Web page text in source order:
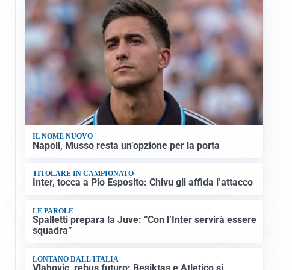
IL NOME NUOVO
Napoli, Musso resta un’opzione per la porta
TITOLARE IN CAMPIONATO
Inter, tocca a Pio Esposito: Chivu gli affida l’attacco
LE PAROLE
Spalletti prepara la Juve: “Con l’Inter servirà essere
squadra”
LONTANO DALL'ITALIA